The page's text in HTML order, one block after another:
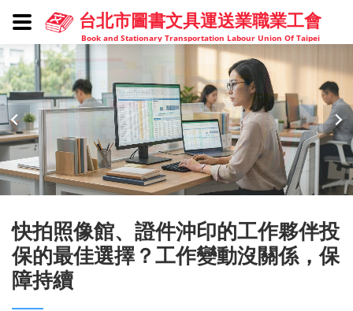
台北市圖書文具運送業職業工會
Book and Stationary Transportation Labour Union Of Taipei
快拍照像館、證件沖印的工作夥伴投
保的最佳選擇？工作變動沒關係，保
障持續